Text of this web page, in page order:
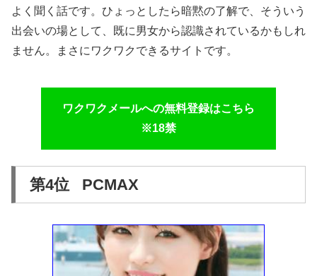
よく聞く話です。ひょっとしたら暗黙の了解で、そういう
出会いの場として、既に男女から認識されているかもしれ
ません。まさにワクワクできるサイトです。
ワクワクメールへの無料登録はこちら
※18禁
第4位 PCMAX